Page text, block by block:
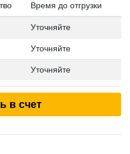
Время до отгрузки
Уточняйте
Уточняйте
Уточняйте
в счет